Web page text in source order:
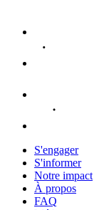
S'engager
S'informer
Notre impact
À propos
FAQ